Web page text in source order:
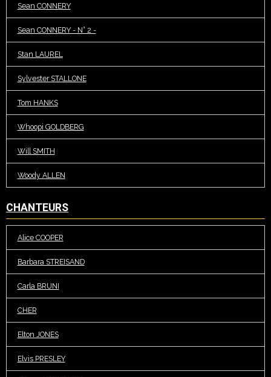
Sean CONNERY
Sean CONNERY - N° 2 -
Stan LAUREL
Sylvester STALLONE
Tom HANKS
Whoopi GOLDBERG
Will SMITH
Woody ALLEN
CHANTEURS
Alice COOPER
Barbara STREISAND
Carla BRUNI
CHER
Elton JONES
Elvis PRESLEY